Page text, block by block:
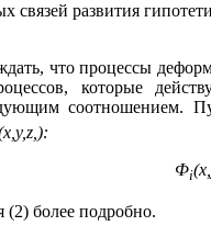
развития
что процессы
которые
соотношением.
x y,z ,):
Фi(x,
более подробно.